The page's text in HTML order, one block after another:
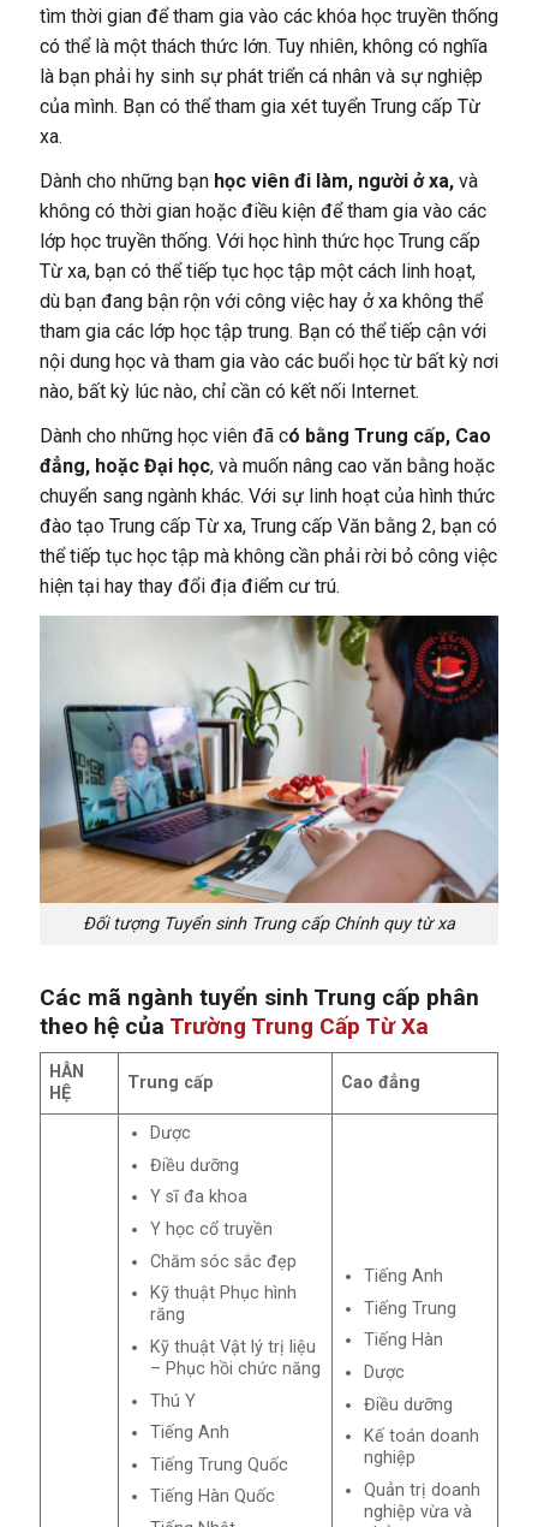
tìm thời gian để tham gia vào các khóa học truyền thống
có thể là một thách thức lớn. Tuy nhiên, không có nghĩa
là bạn phải hy sinh sự phát triển cá nhân và sự nghiệp
của mình. Bạn có thể tham gia xét tuyển Trung cấp Từ
xa.
Dành cho những bạn học viên đi làm, người ở xa,và
không có thời gian hoặc điều kiện để tham gia vào các
lớp học truyền thống. Với học hình thức học Trung cấp
Từ xa, bạn có thể tiếp tục học tập một cách linh hoạt,
dù bạn đang bận rộn với công việc hay ở xa không thể
tham gia các lớp học tập trung. Bạn có thể tiếp cận với
nội dung học và tham gia vào các buổi học từ bất kỳ nơi
nào, bất kỳ lúc nào, chỉ cần có kết nối Internet.
Dành cho những học viên đã có bằng Trung cấp, Cao
đẳng, hoặc Đại học, và muốn nâng cao văn bằng hoặc
chuyển sang ngành khác. Với sự linh hoạt của hình thức
đào tạo Trung cấp Từ xa, Trung cấp Văn bằng 2, bạn có
thể tiếp tục học tập mà không cần phải rời bỏ công việc
hiện tại hay thay đổi địa điểm cư trú.
Đối tượng Tuyển sinh Trung cấp Chính quy từ xa
Các mã ngành tuyển sinh Trung cấp phân
theo hệ của Trường Trung Cấp Từ Xa
HÂN
HỆ
Trung cấp Cao đẳng
Dược
Điều dưỡng
Y sĩ đa khoa
Y học cổ truyền
Chăm sóc sắc đẹp
Kỹ thuật Phục hình
răng
Kỹ thuật Vật lý trị liệu
– Phục hồi chức năng
Thú Y
Tiếng Anh
Tiếng Trung Quốc
Tiếng Hàn Quốc
Tiếng Anh
Tiếng Trung
Tiếng Hàn
Dược
Điều dưỡng
Kế toán doanh
nghiệp
Quản trị doanh
nghiệp vừa và